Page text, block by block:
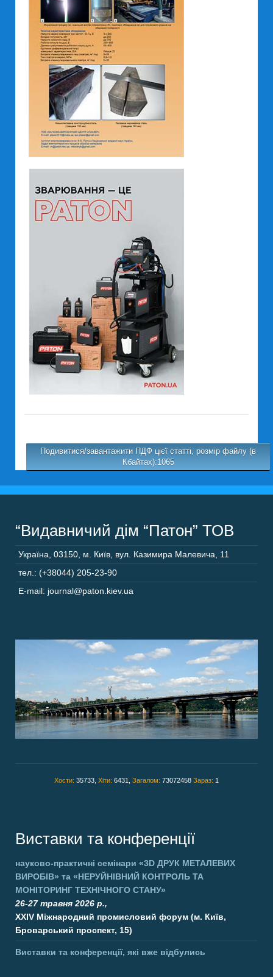
Подивитися/завантажити ПДФ цієї статті, розмір файлу (в
Кбайтах):1065
“Видавничий дім “Патон” ТОВ
Україна 03150 м. Київ, вул. Казимира Малевича, 11
тел.: (+38044) 205-23-90
E-mail: journal@paton.kiev.ua
Хости: 35733, Хіти: 6431, Загалом: 73072458 Зараз: 1
Виставки та конференції
науково-практичні семінари «3D ДРУК МЕТАЛЕВИХ
ВИРОБІВ» та «НЕРУЙНІВНИЙ КОНТРОЛЬ ТА
МОНІТОРИНГ ТЕХНІЧНОГО СТАНУ»
26-27 травня 2026 р.,
XXIV Міжнародний промисловий форум (м. Київ,
Броварський проспект, 15)
Виставки та конференції, які вже відбулись